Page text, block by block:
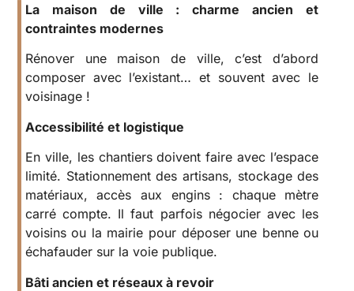
La maison de ville : charme ancien et
contraintes modernes
Rénover une maison de ville, c’est d’abord
composer avec l’existant… et souvent avec le
voisinage !
Accessibilité et logistique
En ville, les chantiers doivent faire avec l’espace
limité. Stationnement des artisans, stockage des
matériaux, accès aux engins : chaque mètre
carré compte. Il faut parfois négocier avec les
voisins ou la mairie pour déposer une benne ou
échafauder sur la voie publique.
Bâti ancien et réseaux à revoir